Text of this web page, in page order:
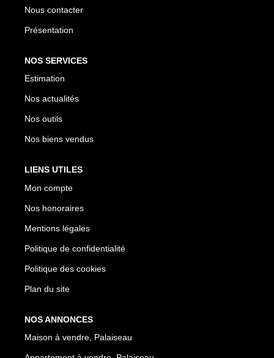
Nous contacter
Présentation
NOS SERVICES
Estimation
Nos actualités
Nos outils
Nos biens vendus
LIENS UTILES
Mon compte
Nos honoraires
Mentions légales
Politique de confidentialité
Politique des cookies
Plan du site
NOS ANNONCES
Maison à vendre, Palaiseau